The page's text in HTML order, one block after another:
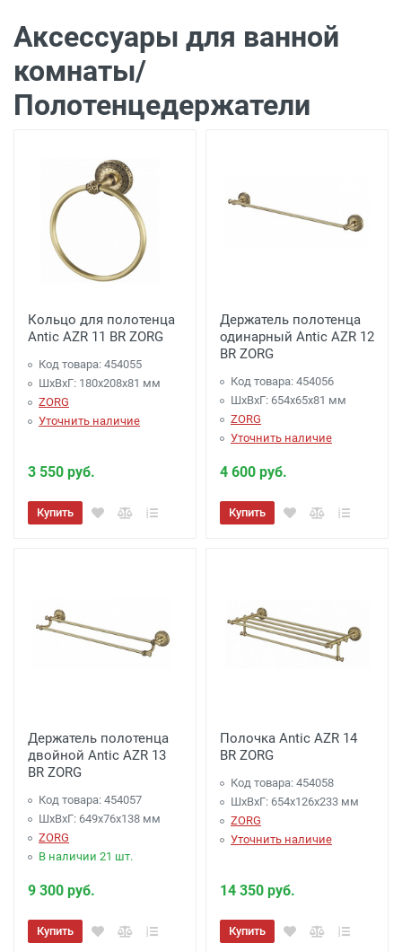
Аксессуары для ванной
комнаты/
Полотенцедержатели
Кольцо для полотенца
Antic AZR 11 BR ZORG
Код товара: 454055
ШхВхГ: 180х208х81 мм
ZORG
Уточнить наличие
3 550 руб.
Купить
Держатель полотенца
одинарный Antic AZR 12
BR ZORG
Код товара: 454056
ШхВхГ: 654х65х81 мм
ZORG
Уточнить наличие
4 600 руб.
Купить
Держатель полотенца
двойной Antic AZR 13
BR ZORG
Код товара: 454057
ШхВхГ: 649х76х138 мм
ZORG
В наличии 21 шт.
9 300 руб.
Купить
Полочка Antic AZR 14
BR ZORG
Код товара: 454058
ШхВхГ: 654х126х233 мм
ZORG
Уточнить наличие
14 350 руб.
Купить